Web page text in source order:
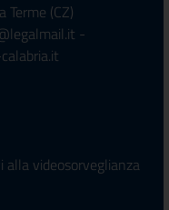
(CZ)
-
videosorveglianza